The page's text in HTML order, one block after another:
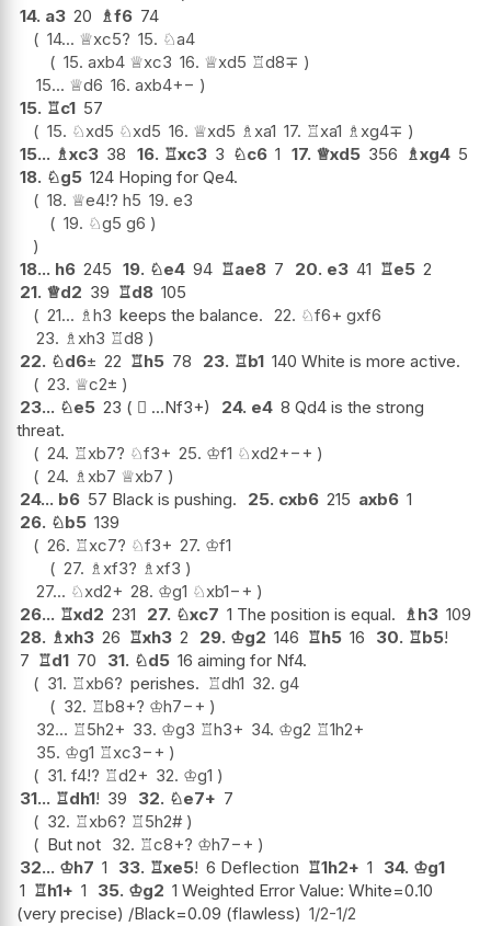
14. a3 20 ♗f6 74
14... ♕xc5? 15. ♘a4
15. axb4 ♕xc3 16. ♕xd5 ♖d8∓
15... ♕d6 16. axb4+−
15. ♖c1 57
15. ♘xd5 ♘xd5 16. ♕xd5 ♗xa1 17. ♖xa1 ♗xg4∓
15... ♗xc3 38 16. ♖xc3 3 ♘c6 1 17. ♕xd5 356 ♗xg4 5
18. ♘g5 124 Hoping for Qe4.
18. ♕e4!? h5 19. e3
19. ♘g5 g6
18... h6 245 19. ♘e4 94 ♖ae8 7 20. e3 41 ♖e5 2
21. ♕d2 39 ♖d8 105
21... ♗h3 keeps the balance. 22. ♘f6+ gxf6
23. ♗xh3 ♖d8
22. ♘d6± 22 ♖h5 78 23. ♖b1 140 White is more active.
23. ♕c2±
23... ♘e5 23 (  ...Nf3+) 24. e4 8 Qd4 is the strong
threat.
24. ♖xb7? ♘f3+ 25. ♔f1 ♘xd2+−+
24. ♗xb7 ♕xb7
24... b6 57 Black is pushing. 25. cxb6 215 axb6 1
26. ♘b5 139
26. ♖xc7? ♘f3+ 27. ♔f1
27. ♗xf3? ♗xf3
27... ♘xd2+ 28. ♔g1 ♘xb1−+
26... ♖xd2 231 27. ♘xc7 1 The position is equal. ♗h3 109
28. ♗xh3 26 ♖xh3 2 29. ♔g2 146 ♖h5 16 30. ♖b5!
7 ♖d1 70 31. ♘d5 16 aiming for Nf4.
31. ♖xb6? perishes. ♖dh1 32. g4
32. ♖b8+? ♔h7−+
32... ♖5h2+ 33. ♔g3 ♖h3+ 34. ♔g2 ♖1h2+
35. ♔g1 ♖xc3−+
31. f4!? ♖d2+ 32. ♔g1
31... ♖dh1! 39 32. ♘e7+ 7
32. ♖xb6? ♖5h2#
But not 32. ♖c8+? ♔h7−+
32... ♔h7 1 33. ♖xe5! 6 Deflection ♖1h2+ 1 34. ♔g1
1 ♖h1+ 1 35. ♔g2 1 Weighted Error Value: White=0.10
(very precise) /Black=0.09 (flawless) 1/2-1/2